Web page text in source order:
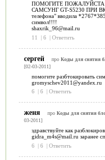
ПОМОГИТЕ ПОЖАЛУЙСТА
САМСУНГ GT-S5230 ПРИ
телефона" вводила
символ!!!!
shaxrik_96@mail.ru
11
| 6 | Ответить
сергей про Коды для снятия
[02-03-2011]
помогите разбтокировать
gromyschev2011@yandex.ru
6
| 6 | Ответить
женя про Коды для снятия
03-2011]
здравствуйте как
gidra_m4s@mail.ru заранее
6
| 6 | Ответить